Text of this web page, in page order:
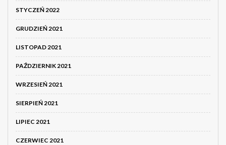
STYCZEŃ 2022
GRUDZIEŃ 2021
LISTOPAD 2021
PAŹDZIERNIK 2021
WRZESIEŃ 2021
SIERPIEŃ 2021
LIPIEC 2021
CZERWIEC 2021